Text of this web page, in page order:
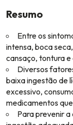
Resumo
Entre os
intensa, boca
cansaço, tontura e
Diversos
baixa ingestão de
excessivo,
medicamentos
Para prevenir